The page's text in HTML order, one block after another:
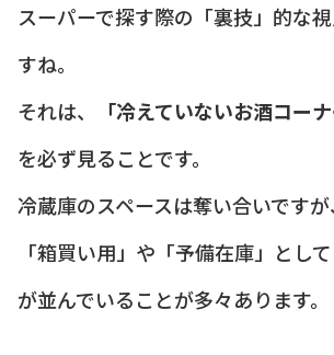
スーパーで探す際の「裏技」的な
すね。
それは、
「冷えていないお酒コー
を必ず見ることです。
冷蔵庫のスペースは奪い合いです
「箱買い用」や「予備在庫」とし
が並んでいることが多々あります。